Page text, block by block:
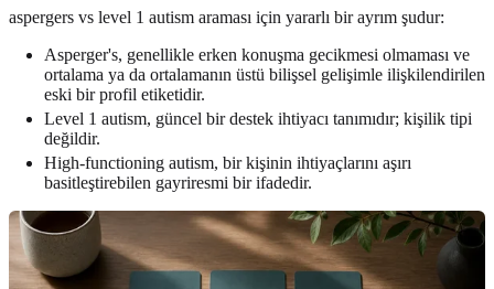
aspergers vs level 1 autism araması için yararlı bir ayrım şudur:
Asperger's, genellikle erken konuşma gecikmesi olmaması ve
ortalama ya da ortalamanın üstü bilişsel gelişimle ilişkilendirilen
eski bir profil etiketidir.
Level 1 autism, güncel bir destek ihtiyacı tanımıdır; kişilik tipi
değildir.
High-functioning autism, bir kişinin ihtiyaçlarını aşırı
basitleştirebilen gayriresmi bir ifadedir.